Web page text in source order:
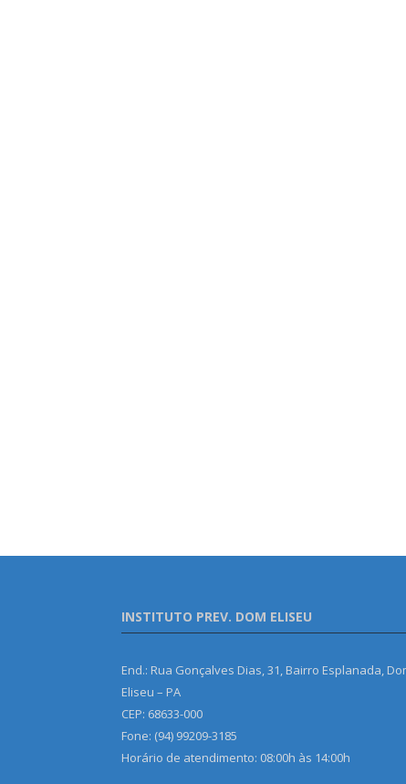
INSTITUTO PREV. DOM ELISEU
End.: Rua Gonçalves Dias, 31, Bairro Esplanada,
Eliseu – PA
CEP: 68633-000
Fone: (94) 99209-3185
Horário de atendimento: 08:00h às 14:00h